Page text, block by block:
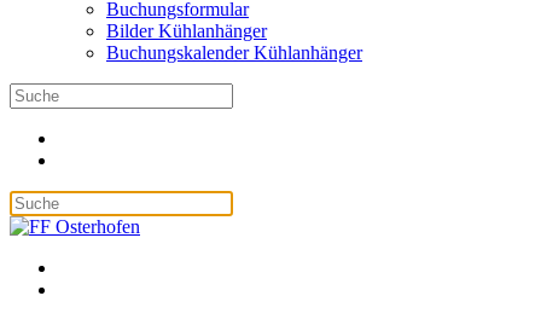
Buchungsformular
Bilder Kühlanhänger
Buchungskalender Kühlanhänger